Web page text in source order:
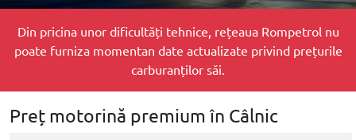
Din pricina unor dificultăți tehnice, rețeaua Rompetrol nu
poate furniza momentan date actualizate privind prețurile
carburanților săi.
Preț motorină premium în Câlnic